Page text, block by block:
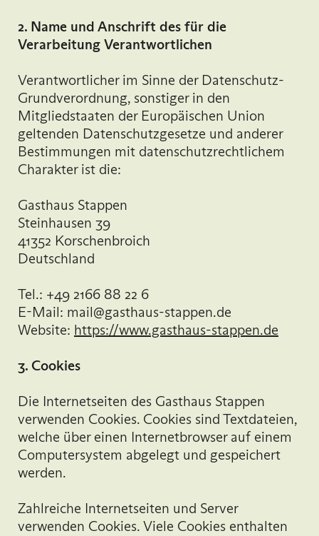
2. Name und Anschrift des für die
Verarbeitung Verantwortlichen
Verantwortlicher im Sinne der Datenschutz-
Grundverordnung, sonstiger in den
Mitgliedstaaten der Europäischen Union
geltenden Datenschutzgesetze und anderer
Bestimmungen mit datenschutzrechtlichem
Charakter ist die:
Gasthaus Stappen
Steinhausen 39
41352 Korschenbroich
Deutschland
Tel.: +49 2166 88 22 6
E-Mail: mail@gasthaus-stappen.de
Website: https://www.gasthaus-stappen.de
3. Cookies
Die Internetseiten des Gasthaus Stappen
verwenden Cookies. Cookies sind Textdateien,
welche über einen Internetbrowser auf einem
Computersystem abgelegt und gespeichert
werden.
Zahlreiche Internetseiten und Server
verwenden Cookies. Viele Cookies enthalten